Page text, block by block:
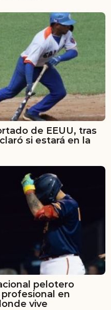
de EEUU, tras
si estará en la
pelotero
en
vive